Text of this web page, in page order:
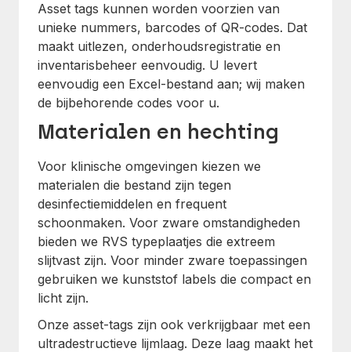
Asset tags kunnen worden voorzien van
unieke nummers, barcodes of QR-codes. Dat
maakt uitlezen, onderhoudsregistratie en
inventarisbeheer eenvoudig. U levert
eenvoudig een Excel-bestand aan; wij maken
de bijbehorende codes voor u.
Materialen en hechting
Voor klinische omgevingen kiezen we
materialen die bestand zijn tegen
desinfectiemiddelen en frequent
schoonmaken. Voor zware omstandigheden
bieden we RVS typeplaatjes die extreem
slijtvast zijn. Voor minder zware toepassingen
gebruiken we kunststof labels die compact en
licht zijn.
Onze asset-tags zijn ook verkrijgbaar met een
ultradestructieve lijmlaag. Deze laag maakt het